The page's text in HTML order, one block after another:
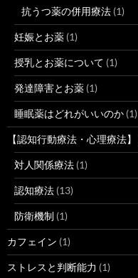
抗うつ薬の併用療法 (1)
妊娠とお薬 (1)
授乳とお薬について (1)
発達障害とお薬 (1)
睡眠薬はどれがいいのか (1)
【認知行動療法・心理療法】
対人関係療法 (1)
認知療法 (13)
防衛機制 (1)
カフェイン (1)
ストレスと判断能力 (1)